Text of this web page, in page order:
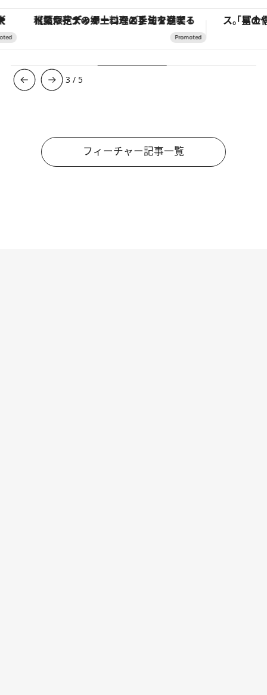
【夏限定ディナーコース】旬を迎える稚鮎や花ズッキーニなどをイタリア・トスカーナの郷土料理の手法で満喫！
3 / 5
フィーチャー記事一覧